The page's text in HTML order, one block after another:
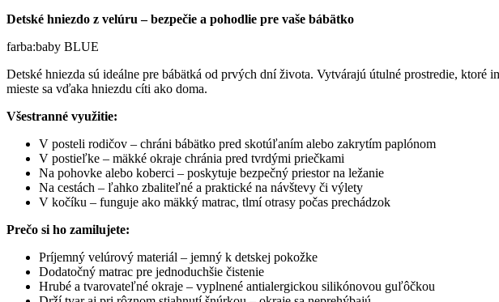
Detské hniezdo z velúru – bezpečie a pohodlie pre vaše bábätko
farba:baby BLUE
Detské hniezda sú ideálne pre bábätká od prvých dní života. Vytvárajú útulné prostredie,
mieste sa vďaka hniezdu cíti ako doma.
Všestranné využitie:
V posteli rodičov – chráni bábätko pred skotúľaním alebo zakrytím paplónom
V postieľke – mäkké okraje chránia pred tvrdými priečkami
Na pohovke alebo koberci – poskytuje bezpečný priestor na ležanie
Na cestách – ľahko zbaliteľné a praktické na návštevy či výlety
V kočíku – funguje ako mäkký matrac, tlmí otrasy počas prechádzok
Prečo si ho zamilujete:
Príjemný velúrový materiál – jemný k detskej pokožke
Dodatočný matrac pre jednoduchšie čistenie
Hrubé a tvarovateľné okraje – vyplnené antialergickou silikónovou guľôčkou